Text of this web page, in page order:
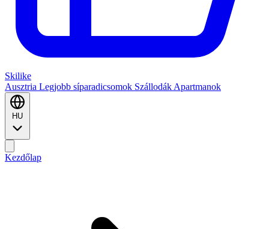
Skilike
Ausztria Legjobb síparadicsomok Szállodák Apartmanok
HU
Kezdőlap